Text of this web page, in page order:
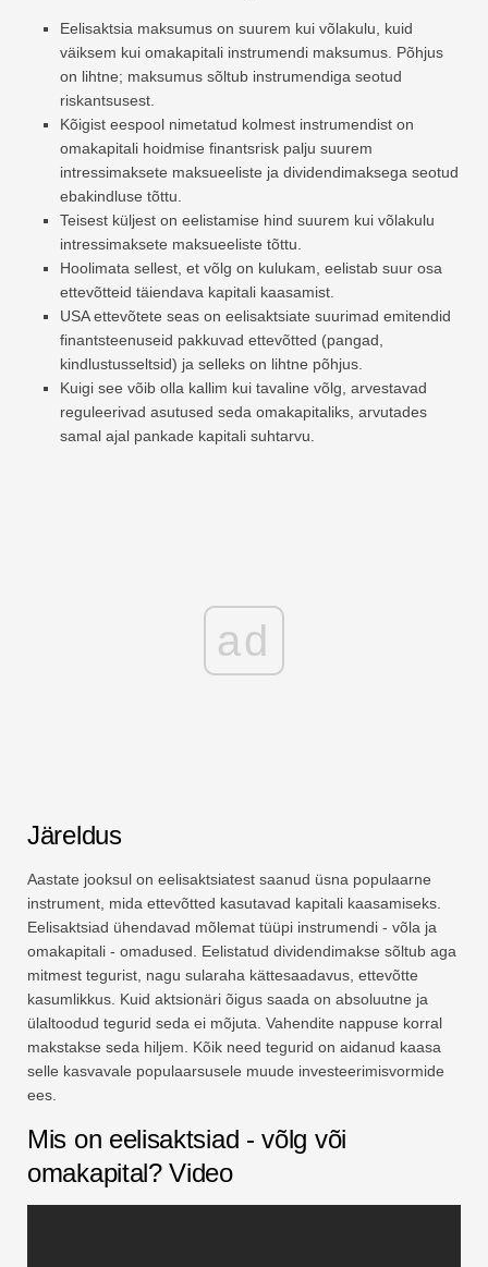
Eelisaktsia maksumus on suurem kui võlakulu, kuid
väiksem kui omakapitali instrumendi maksumus. Põhjus
on lihtne; maksumus sõltub instrumendiga seotud
riskantsusest.
Kõigist eespool nimetatud kolmest instrumendist on
omakapitali hoidmise finantsrisk palju suurem
intressimaksete maksueeliste ja dividendimaksega seotud
ebakindluse tõttu.
Teisest küljest on eelistamise hind suurem kui võlakulu
intressimaksete maksueeliste tõttu.
Hoolimata sellest, et võlg on kulukam, eelistab suur osa
ettevõtteid täiendava kapitali kaasamist.
USA ettevõtete seas on eelisaktsiate suurimad emitendid
finantsteenuseid pakkuvad ettevõtted (pangad,
kindlustusseltsid) ja selleks on lihtne põhjus.
Kuigi see võib olla kallim kui tavaline võlg, arvestavad
reguleerivad asutused seda omakapitaliks, arvutades
samal ajal pankade kapitali suhtarvu.
ad
Järeldus
Aastate jooksul on eelisaktsiatest saanud üsna populaarne
instrument, mida ettevõtted kasutavad kapitali kaasamiseks.
Eelisaktsiad ühendavad mõlemat tüüpi instrumendi - võla ja
omakapitali - omadused. Eelistatud dividendimakse sõltub aga
mitmest tegurist, nagu sularaha kättesaadavus, ettevõtte
kasumlikkus. Kuid aktsionäri õigus saada on absoluutne ja
ülaltoodud tegurid seda ei mõjuta. Vahendite nappuse korral
makstakse seda hiljem. Kõik need tegurid on aidanud kaasa
selle kasvavale populaarsusele muude investeerimisvormide
ees.
Mis on eelisaktsiad - võlg või
omakapital? Video